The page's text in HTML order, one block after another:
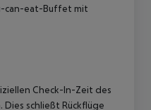
can-eat-Buffet mit
Check-In-Zeit des
schließt Rückflüge